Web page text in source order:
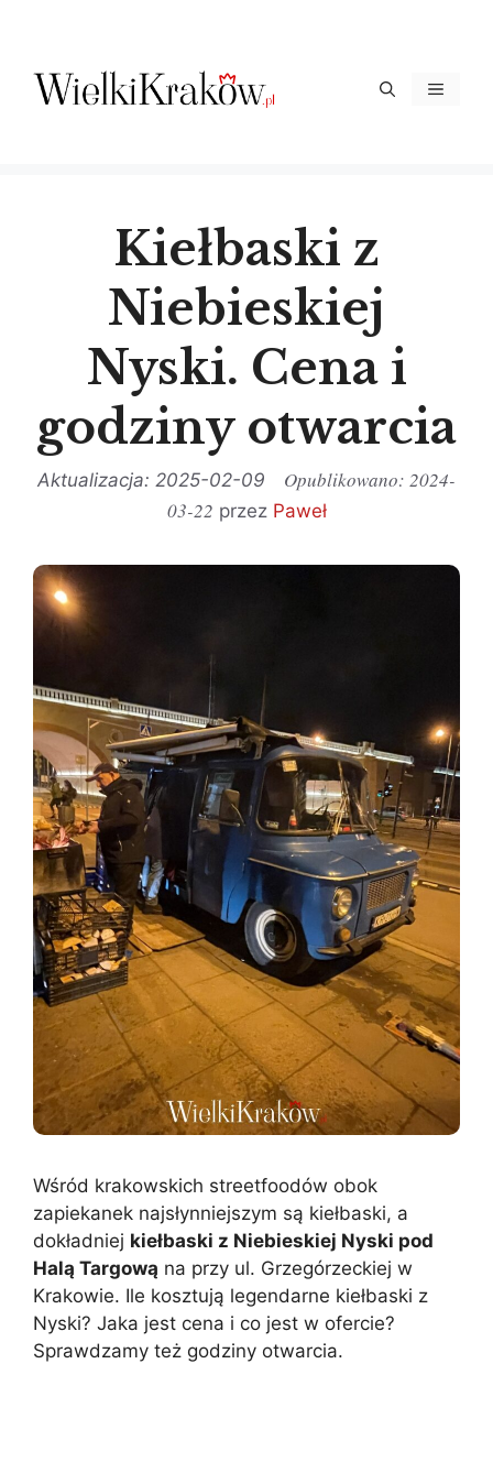
treści
Menu
Kiełbaski z
Niebieskiej
Nyski. Cena i
godziny otwarcia
2025-02-09
2024-
03-22 przez Paweł
Wśród krakowskich streetfoodów obok
zapiekanek najsłynniejszym są kiełbaski, a
dokładniej kiełbaski z Niebieskiej Nyski pod
Halą Targową na przy ul. Grzegórzeckiej w
Krakowie. Ile kosztują legendarne kiełbaski z
Nyski? Jaka jest cena i co jest w ofercie?
Sprawdzamy też godziny otwarcia.